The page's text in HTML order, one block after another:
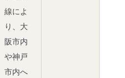
線によ
り、大
阪市内
や神戸
市内へ